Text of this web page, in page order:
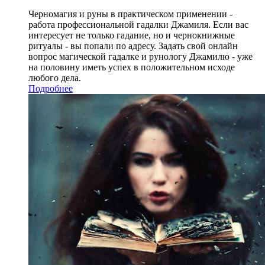
Черномагия и руны в практическом применении -
работа профессиональной гадалки Джамиля. Если вас
интересует не только гадание, но и чернокнижные
ритуалы - вы попали по адресу. Задать свой онлайн
вопрос магической гадалке и рунологу Джамилю - уже
на половину иметь успех в положительном исходе
любого дела.
Подробнее